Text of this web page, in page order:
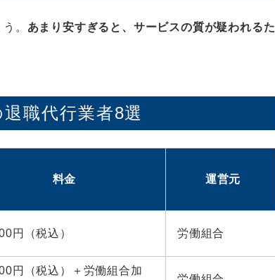
。 あまり安すぎると、サービスの質が疑われるた
職代行業者8選
料金 運営元
円（税込） 労働組合
円（税込）＋労働組合加